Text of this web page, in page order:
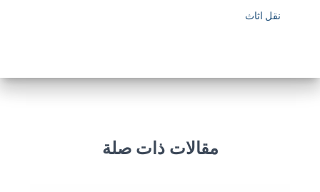
نقل اثاث
مقالات ذات صلة